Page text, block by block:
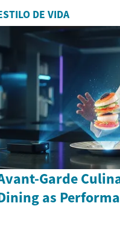
DE VIDA
Garde
as